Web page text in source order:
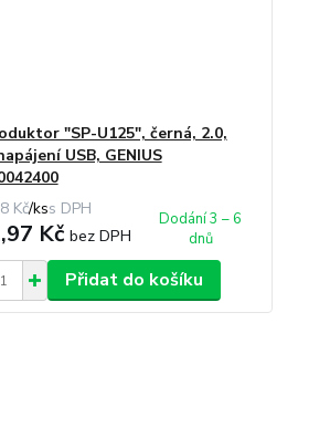
"SP-U125", černá, 2.0,
USB, GENIUS
Kč/ks
Kč bez DPH
Dodání 3 – 6
dnů
Přidat do košíku